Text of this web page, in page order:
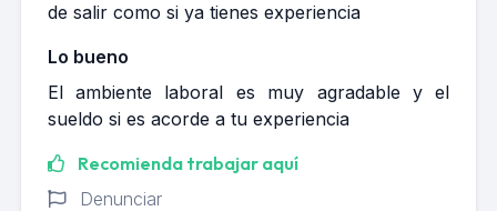
de salir como si ya tienes experiencia
Lo bueno
El ambiente laboral es muy agradable y el
sueldo si es acorde a tu experiencia
Recomienda trabajar aquí
Denunciar